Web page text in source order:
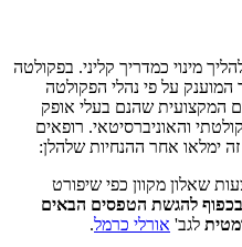
מינוי כמדריך קליני. בפקולטה
המוענק על פי נהלי הפקולטה
המקצועית שהנם בעלי אופק
והאוניברסיטאי. רופאים
זה ימלאו אחר ההנחיות שלהלן:
שאלון מקוון כפי שיפורט
בכפוף להגשת הטפסים הבאים
לגב' אורלי כרמל.